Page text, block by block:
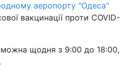
аеропорту "Одеса"
вакцинації проти COVID-
щодня з 9:00 до 18:00,
.